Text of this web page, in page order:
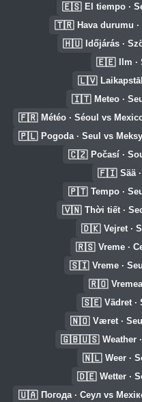
🇪🇸 El tiempo ·
🇹🇷 Hava durumu
🇭🇺 Időjárás ·
🇪🇪 Ilm
🇱🇻
🇮🇹 Meteo ·
🇫🇷 Météo · Séoul vs
🇵🇱 Pogoda · Seul vs
🇨🇿 Počasí ·
🇫🇮 Sää
🇵🇹 Tempo ·
🇻🇳 Thời tiết ·
🇩🇰 Vejret ·
🇷🇸 Vreme ·
🇸🇮 Vreme ·
🇷🇴
🇸🇪 Vädret
🇳🇴 Været ·
🇬🇧🇺🇸 Weather
🇳🇱 Weer ·
🇩🇪 Wetter ·
🇺🇦 Погода · Сеул vs